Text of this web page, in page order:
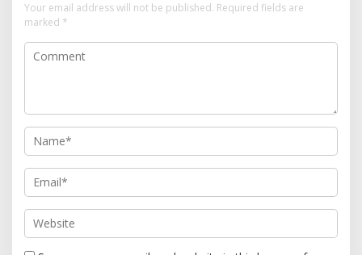
Your email address will not be published. Required fields are
marked *